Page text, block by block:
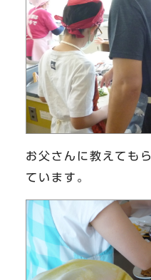
お父さんに教えても
ています。